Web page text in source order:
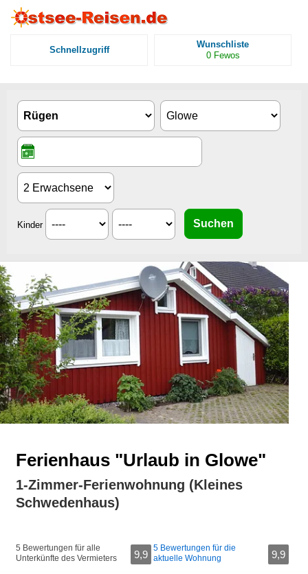
Schnellzugriff
Wunschliste
0 Fewos
Kinder
Ferienhaus "Urlaub in Glowe"
1-Zimmer-Ferienwohnung (Kleines
Schwedenhaus)
5 Bewertungen für alle
Unterkünfte des Vermieters
9,9
5 Bewertungen für die
aktuelle Wohnung
9,9